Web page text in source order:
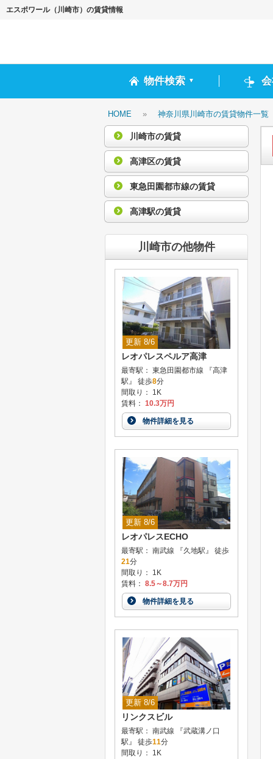
エスポワール（川崎市）の賃貸情報
物件検索 ▼
HOME » 神奈川県川崎市の賃貸物件一覧
川崎市の賃貸
高津区の賃貸
東急田園都市線の賃貸
高津駅の賃貸
川崎市の他物件
更新 8/6
レオパレスペルア高津
最寄駅： 東急田園都市線 『高津
駅』 徒歩8分
間取り： 1K
賃料： 10.3万円
物件詳細を見る
更新 8/6
レオパレスECHO
最寄駅： 南武線 『久地駅』 徒歩
21分
間取り： 1K
賃料： 8.5～8.7万円
物件詳細を見る
更新 8/6
リンクスビル
最寄駅： 南武線 『武蔵溝ノ口
駅』 徒歩11分
間取り： 1K